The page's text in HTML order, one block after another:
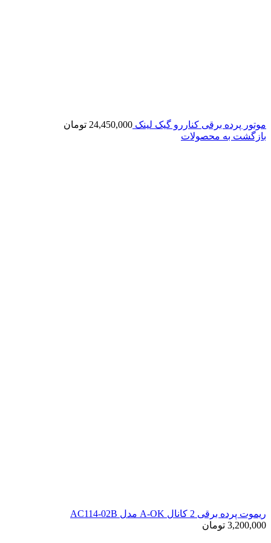
موتور پرده برقی کناررو گیک لینک 24,450,000 تومان
بازگشت به محصولات
ریموت پرده برقی 2 کانال A-OK مدل AC114-02B
3,200,000 تومان